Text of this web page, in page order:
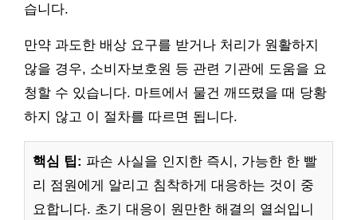
습니다.
만약 과도한 배상 요구를 받거나 처리가 원활하지
않을 경우, 소비자보호원 등 관련 기관에 도움을 요
청할 수 있습니다. 마트에서 물건 깨뜨렸을 때 당황
하지 않고 이 절차를 따르면 됩니다.
핵심 팁: 파손 사실을 인지한 즉시, 가능한 한 빨
리 점원에게 알리고 침착하게 대응하는 것이 중
요합니다. 초기 대응이 원만한 해결의 열쇠입니